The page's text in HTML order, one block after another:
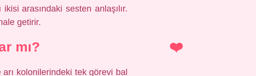
arasındaki sesten anlaşılır.
getirir.
mı?
kolonilerindeki tek görevi bal